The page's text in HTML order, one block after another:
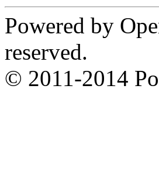
Powered by
reserved.
© 2011-2014